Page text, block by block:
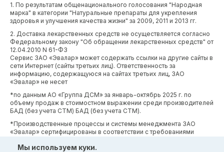
1. По результатам общенационального голосования "Народная
марка" в категории "Натуральные препараты для укрепления
здоровья и улучшения качества жизни" за 2009, 2011 и 2013 гг.
2. Доставка лекарственных средств не осуществляется согласно
Федеральному закону "Об обращении лекарственных средств" от
12.04.2010 N 61-ФЗ
Сервис ЗАО «Эвалар» может содержать ссылки на другие сайты в
сети Интернет (сайты третьих лиц). Ответственность за
информацию, содержащуюся на сайтах третьих лиц, ЗАО
«Эвалар» не несет
*по данным АО «Группа ДСМ» за январь-октябрь 2025 г. по
объему продаж в стоимостном выражении среди производителей
БАД (без учета СТМ) БАД (без учета СТМ).
*Производственные процессы и системы менеджмента ЗАО
«Эвалар» сертифицированы в соответствии с требованиями
Мы используем куки.